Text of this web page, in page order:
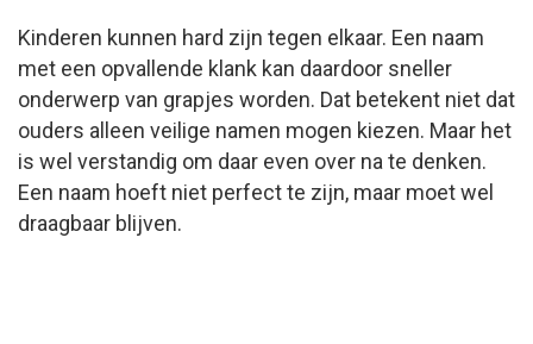
Kinderen kunnen hard zijn tegen elkaar. Een naam
met een opvallende klank kan daardoor sneller
onderwerp van grapjes worden. Dat betekent niet dat
ouders alleen veilige namen mogen kiezen. Maar het
is wel verstandig om daar even over na te denken.
Een naam hoeft niet perfect te zijn, maar moet wel
draagbaar blijven.